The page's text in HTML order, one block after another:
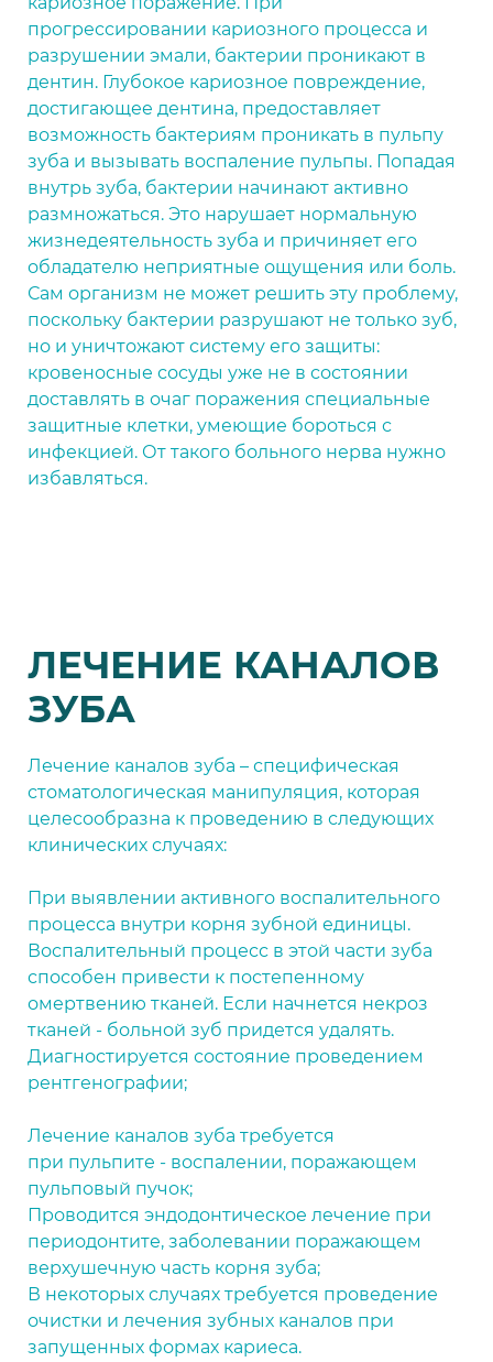
прогрессировании кариозного процесса и
разрушении эмали, бактерии проникают в
дентин. Глубокое кариозное повреждение,
достигающее дентина, предоставляет
возможность бактериям проникать в пульпу
зуба и вызывать воспаление пульпы. Попадая
внутрь зуба, бактерии начинают активно
размножаться. Это нарушает нормальную
жизнедеятельность зуба и причиняет его
обладателю неприятные ощущения или боль.
Сам организм не может решить эту проблему,
поскольку бактерии разрушают не только зуб,
но и уничтожают систему его защиты:
кровеносные сосуды уже не в состоянии
доставлять в очаг поражения специальные
защитные клетки, умеющие бороться с
инфекцией. От такого больного нерва нужно
избавляться.
ЛЕЧЕНИЕ КАНАЛОВ
ЗУБА
Лечение каналов зуба – специфическая
стоматологическая манипуляция, которая
целесообразна к проведению в следующих
клинических случаях:
При выявлении активного воспалительного
процесса внутри корня зубной единицы.
Воспалительный процесс в этой части зуба
способен привести к постепенному
омертвению тканей. Если начнется некроз
тканей - больной зуб придется удалять.
Диагностируется состояние проведением
рентгенографии;
Лечение каналов зуба требуется
при пульпите - воспалении, поражающем
пульповый пучок;
Проводится эндодонтическое лечение при
периодонтите, заболевании поражающем
верхушечную часть корня зуба;
В некоторых случаях требуется проведение
очистки и лечения зубных каналов при
запущенных формах кариеса.